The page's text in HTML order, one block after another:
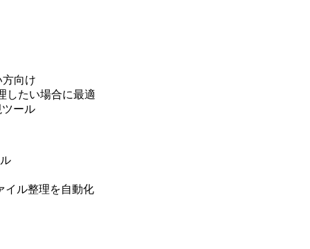
向け
したい場合に最適
ール
イル整理を自動化